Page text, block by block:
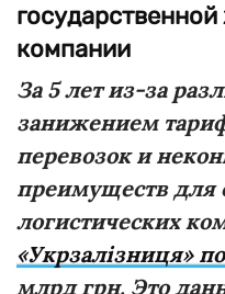
компании
За 5 лет из-за
занижением
перевозок и
преимуществ для
логистических
«Укрзалізниця»
млрд грн. Это